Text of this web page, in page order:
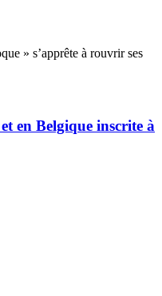
» s’apprête à rouvrir ses
en Belgique inscrite à